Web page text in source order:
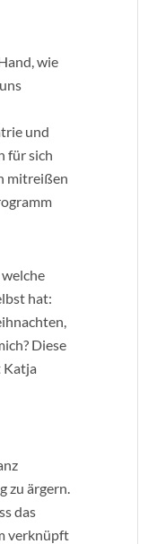
wie
und
für sich
mitreißen
hat:
Diese
Katja
zu ärgern.
das
verknüpft